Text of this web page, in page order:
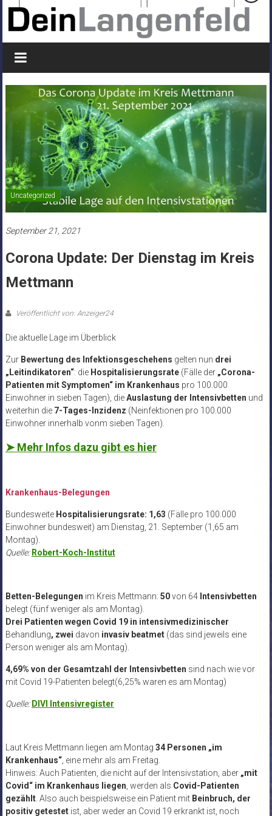
Uncategorized
September 21, 2021
Corona Update: Der Dienstag im Kreis
Mettmann
Veröffentlicht von: Anzeiger24
Die aktuelle Lage im Überblick
ZurBewertung des Infektionsgeschehens gelten nun drei
„Leitindikatoren“: die Hospitalisierungsrate (Fälle der „Corona-
Patienten mit Symptomen“ im Krankenhaus pro 100.000
Einwohner in sieben Tagen), dieAuslastung der Intensivbetten und
weiterhin die 7-Tages-Inzidenz (Neinfektionen pro 100.000
Einwohner innerhalb vonm sieben Tagen).
➤ Mehr Infos dazu gibt es hier
Krankenhaus-Belegungen
Bundesweite Hospitalisierungsrate: 1,63 (Fälle pro 100.000
Einwohner bundesweit) am Dienstag, 21. September (1,65 am
Montag).
Quelle: Robert-Koch-Institut
Betten-Belegungen im Kreis Mettmann: 50von 64 Intensivbetten
belegt (fünf weniger als am Montag).
Drei Patienten wegen Covid 19 in intensivmedizinischer
Behandlung, zwei davon invasiv beatmet (das sind jeweils eine
Person weniger als am Montag).
4,69% von der Gesamtzahl der Intensivbetten sind nach wie vor
mit Covid 19-Patienten belegt(6,25% waren es am Montag)
Quelle: DIVI Intensivregister
Laut Kreis Mettmann liegen am Montag 34 Personen „im
Krankenhaus“, eine mehr als am Freitag.
Hinweis: Auch Patienten, die nicht auf der Intensivstation, aber „mit
Covid“ im Krankenhaus liegen, werden als Covid-Patienten
gezählt. Also auch beispielsweise ein Patient mit Beinbruch, der
positiv getestetist, aber weder an Covid 19 erkrankt ist, noch